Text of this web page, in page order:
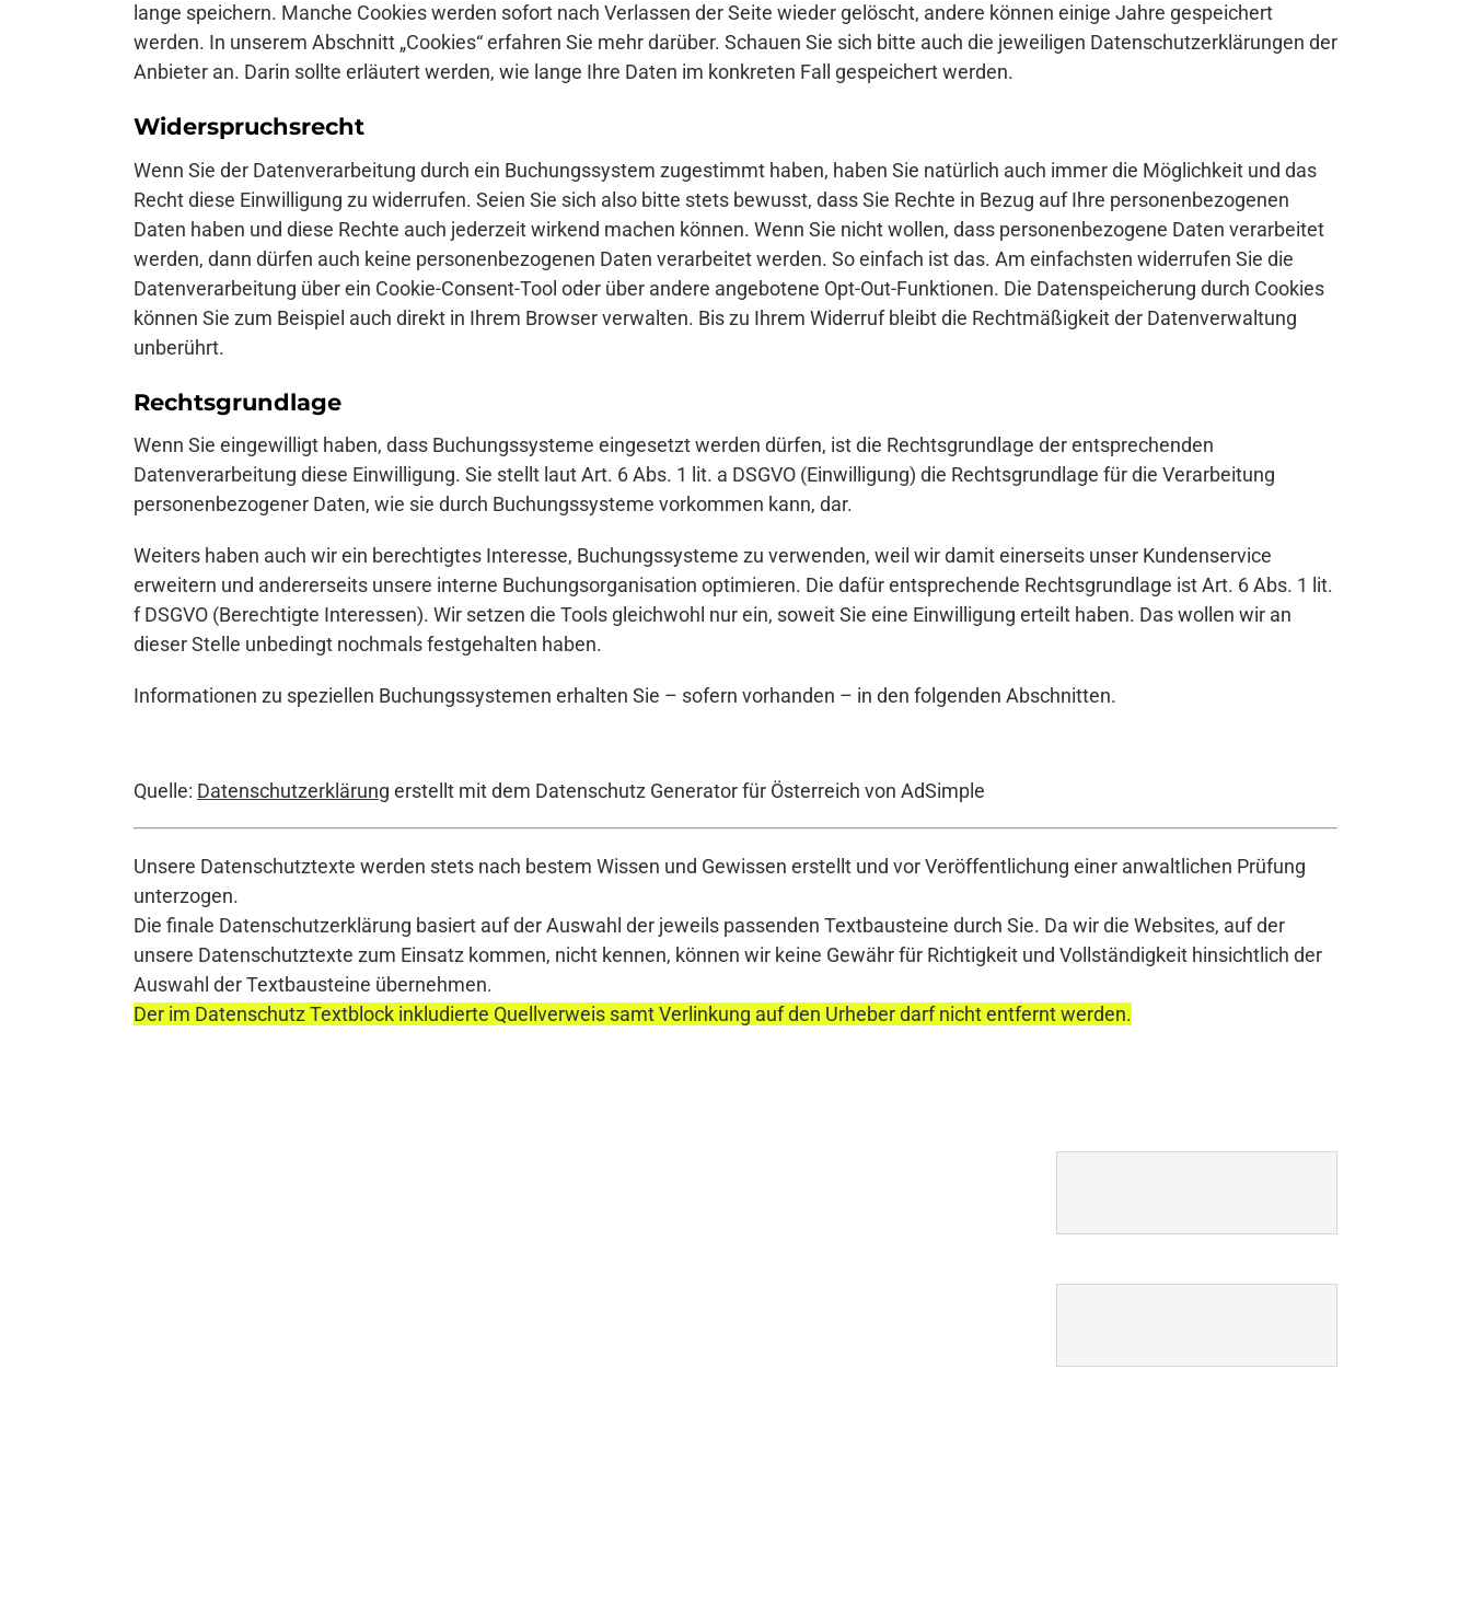
lange speichern. Manche Cookies werden sofort nach Verlassen der Seite wieder gelöscht, andere können einige Jahre gespeichert
werden. In unserem Abschnitt „Cookies“ erfahren Sie mehr darüber. Schauen Sie sich bitte auch die jeweiligen Datenschutzerklärungen der
Anbieter an. Darin sollte erläutert werden, wie lange Ihre Daten im konkreten Fall gespeichert werden.
Widerspruchsrecht
Wenn Sie der Datenverarbeitung durch ein Buchungssystem zugestimmt haben, haben Sie natürlich auch immer die Möglichkeit und das
Recht diese Einwilligung zu widerrufen. Seien Sie sich also bitte stets bewusst, dass Sie Rechte in Bezug auf Ihre personenbezogenen
Daten haben und diese Rechte auch jederzeit wirkend machen können. Wenn Sie nicht wollen, dass personenbezogene Daten verarbeitet
werden, dann dürfen auch keine personenbezogenen Daten verarbeitet werden. So einfach ist das. Am einfachsten widerrufen Sie die
Datenverarbeitung über ein Cookie-Consent-Tool oder über andere angebotene Opt-Out-Funktionen. Die Datenspeicherung durch Cookies
können Sie zum Beispiel auch direkt in Ihrem Browser verwalten. Bis zu Ihrem Widerruf bleibt die Rechtmäßigkeit der Datenverwaltung
unberührt.
Rechtsgrundlage
Wenn Sie eingewilligt haben, dass Buchungssysteme eingesetzt werden dürfen, ist die Rechtsgrundlage der entsprechenden
Datenverarbeitung diese Einwilligung. Sie stellt laut Art. 6 Abs. 1 lit. a DSGVO (Einwilligung) die Rechtsgrundlage für die Verarbeitung
personenbezogener Daten, wie sie durch Buchungssysteme vorkommen kann, dar.
Weiters haben auch wir ein berechtigtes Interesse, Buchungssysteme zu verwenden, weil wir damit einerseits unser Kundenservice
erweitern und andererseits unsere interne Buchungsorganisation optimieren. Die dafür entsprechende Rechtsgrundlage ist Art. 6 Abs. 1 lit.
f DSGVO (Berechtigte Interessen). Wir setzen die Tools gleichwohl nur ein, soweit Sie eine Einwilligung erteilt haben. Das wollen wir an
dieser Stelle unbedingt nochmals festgehalten haben.
Informationen zu speziellen Buchungssystemen erhalten Sie – sofern vorhanden – in den folgenden Abschnitten.
Quelle: Datenschutzerklärung erstellt mit dem Datenschutz Generator für Österreich von AdSimple
Unsere Datenschutztexte werden stets nach bestem Wissen und Gewissen erstellt und vor Veröffentlichung einer anwaltlichen Prüfung
unterzogen.
Die finale Datenschutzerklärung basiert auf der Auswahl der jeweils passenden Textbausteine durch Sie. Da wir die Websites, auf der
unsere Datenschutztexte zum Einsatz kommen, nicht kennen, können wir keine Gewähr für Richtigkeit und Vollständigkeit hinsichtlich der
Auswahl der Textbausteine übernehmen.
Der im Datenschutz Textblock inkludierte Quellverweis samt Verlinkung auf den Urheber darf nicht entfernt werden.